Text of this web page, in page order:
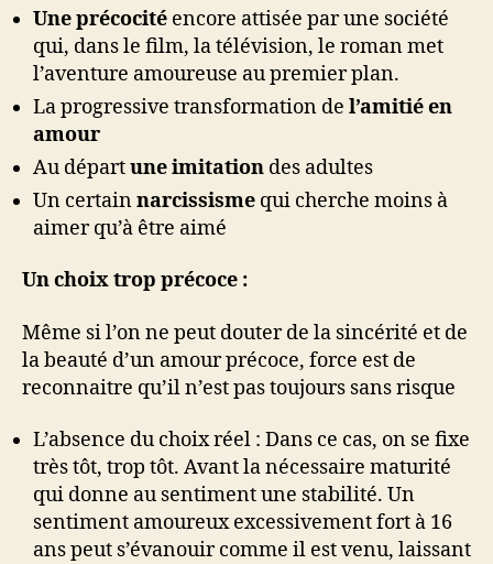
Une précocité encore attisée par une société
qui, dans le film, la télévision, le roman met
l’aventure amoureuse au premier plan.
La progressive transformation de l’amitié en
amour
Au départune imitation des adultes
Un certainnarcissisme qui cherche moins à
aimer qu’à être aimé
Un choix trop précoce :
Même si l’on ne peut douter de la sincérité et de
la beauté d’un amour précoce, force est de
reconnaitre qu’il n’est pas toujours sans risque
L’absence du choix réel : Dans ce cas, on se fixe
très tôt, trop tôt. Avant la nécessaire maturité
qui donne au sentiment une stabilité. Un
sentiment amoureux excessivement fort à 16
ans peut s’évanouir comme il est venu, laissant